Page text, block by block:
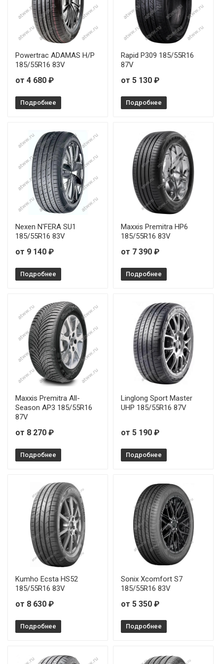
Massimo Ottima Plus 215/45R17 91W
Massimo Ottima Plus 215/55R16 97W
Massimo Ottima Plus 245/45R18 100W
Powertrac ADAMAS H/P
185/55R16 83V
от 4 680 ₽
Подробнее
Rapid P309 185/55R16
87V
от 5 130 ₽
Подробнее
Nexen N'FERA SU1
185/55R16 83V
от 9 140 ₽
Подробнее
Maxxis Premitra HP6
185/55R16 83V
от 7 390 ₽
Подробнее
Maxxis Premitra All-
Season AP3 185/55R16
87V
от 8 270 ₽
Подробнее
Linglong Sport Master
UHP 185/55R16 87V
от 5 190 ₽
Подробнее
Kumho Ecsta HS52
185/55R16 83V
от 8 630 ₽
Подробнее
Sonix Xcomfort S7
185/55R16 83V
от 5 350 ₽
Подробнее